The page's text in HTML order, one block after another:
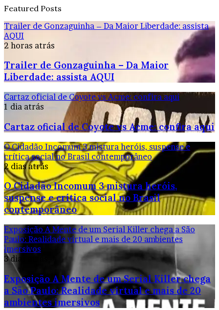
Featured Posts
Trailer de Gonzaguinha – Da Maior Liberdade: assista
AQUI
2 horas atrás
Trailer de Gonzaguinha – Da Maior
Liberdade: assista AQUI
Cartaz oficial de Coyote vs Acme: confira aqui
1 dia atrás
Cartaz oficial de Coyote vs Acme: confira aqui
O Cidadão Incomum 3 mistura heróis, suspense e
crítica social no Brasil contemporâneo
2 dias atrás
O Cidadão Incomum 3 mistura heróis,
suspense e crítica social no Brasil
contemporâneo
Exposição A Mente de um Serial Killer chega a São
Paulo: Realidade virtual e mais de 20 ambientes
imersivos
3 dias atrás
Exposição A Mente de um Serial Killer chega
a São Paulo: Realidade virtual e mais de 20
ambientes imersivos